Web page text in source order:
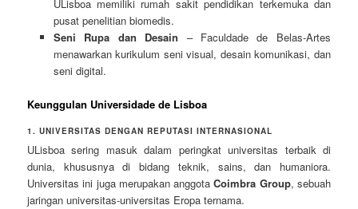
ULisboa memiliki rumah sakit pendidikan terkemuka dan
pusat penelitian biomedis.
Seni Rupa dan Desain – Faculdade de Belas-Artes
menawarkan kurikulum seni visual, desain komunikasi, dan
seni digital.
Keunggulan Universidade de Lisboa
1. UNIVERSITAS DENGAN REPUTASI INTERNASIONAL
ULisboa sering masuk dalam peringkat universitas terbaik di
dunia, khususnya di bidang teknik, sains, dan humaniora.
Universitas ini juga merupakan anggotaCoimbra Group, sebuah
jaringan universitas-universitas Eropa ternama.